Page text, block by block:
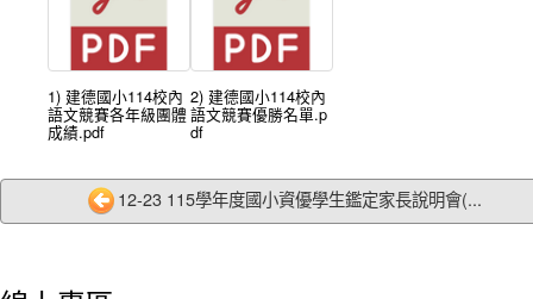
1) 建德國小114校內
語文競賽各年級團體
成績.pdf
2) 建德國小114校內
語文競賽優勝名單.p
df
12-23 115學年度國小資優學生鑑定家長說明會(...